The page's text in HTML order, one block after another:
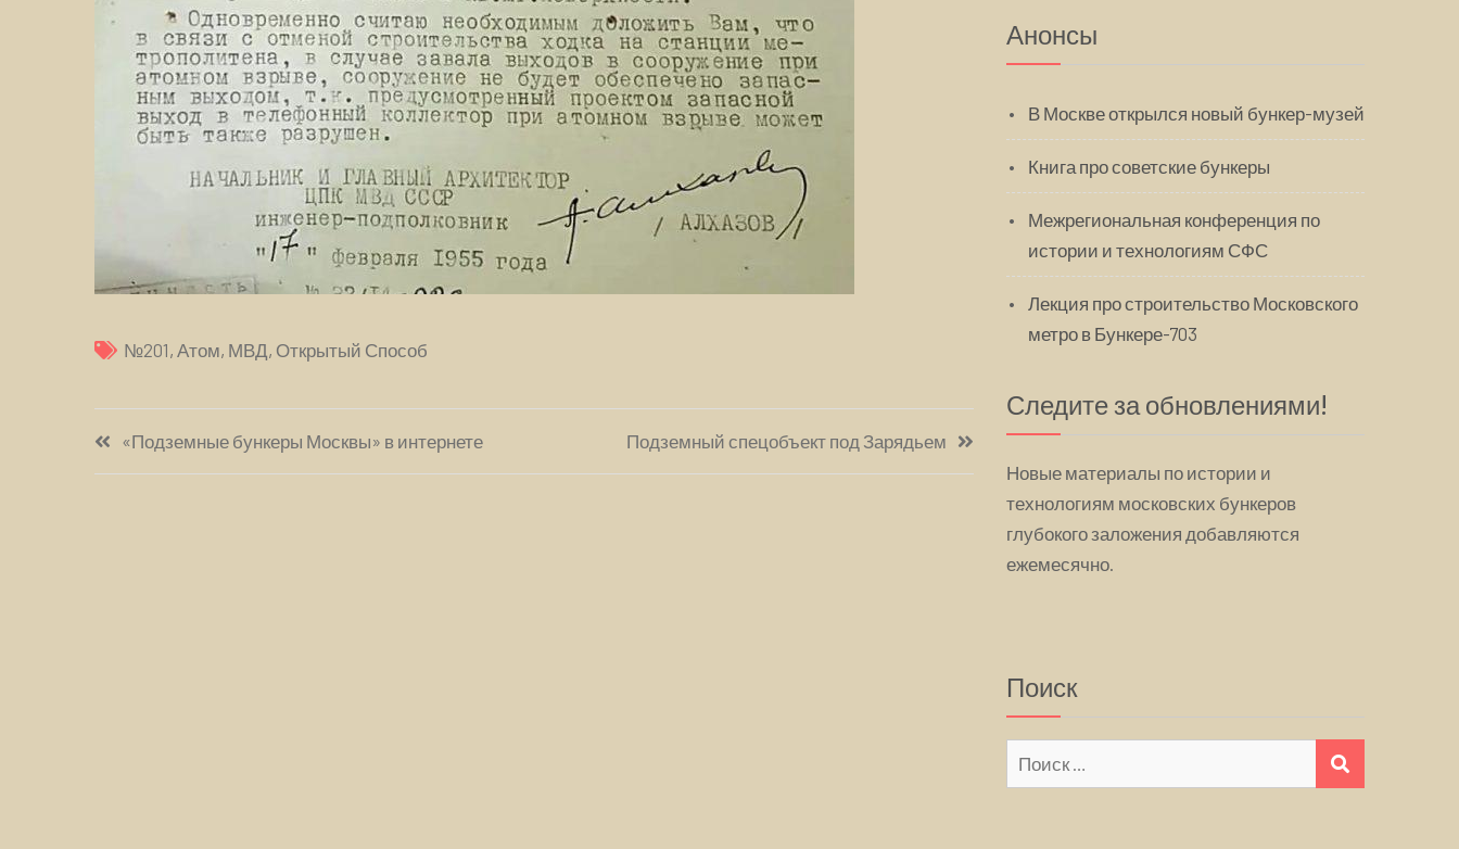
№201 , Атом, МВД , Открытый Способ
Навигация
по
«Подземные бункеры Москвы» в интернете Подземный спецобъект под Зарядьем
Анонсы
В Москве открылся новый бункер-музей
Книга про советские бункеры
Межрегиональная конференция по
истории и технологиям СФС
Лекция про строительство Московского
метро в Бункере-703
Следите за обновлениями!
Новые материалы по истории и
технологиям московских бункеров
глубокого заложения добавляются
ежемесячно.
Поиск
Искать: